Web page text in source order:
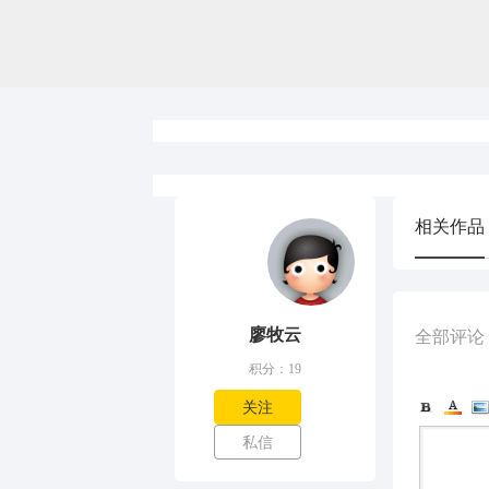
廖牧云
积分：19
关注
私信
相关作品
全部评论